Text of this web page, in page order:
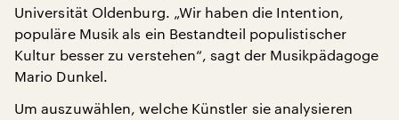
Universität Oldenburg. „Wir haben die Intention,
populäre Musik als ein Bestandteil populistischer
Kultur besser zu verstehen“, sagt der Musikpädagoge
Mario Dunkel.
Um auszuwählen, welche Künstler sie analysieren